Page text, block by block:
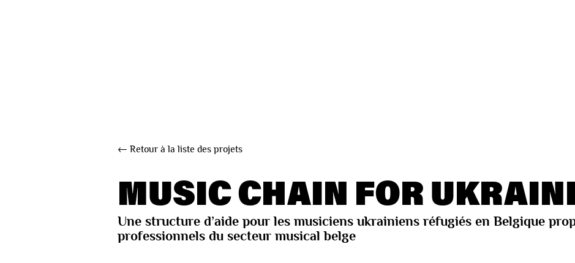
← Retour à la liste des projets
MUSIC CHAIN FOR
Une structure d’aide pour les musiciens ukrainiens réfugiés en Belgique
professionnels du secteur musical belge